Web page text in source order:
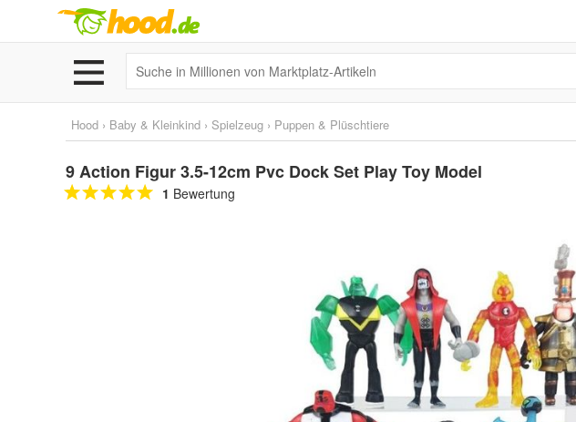
Hood › Baby & Kleinkind › Spielzeug › Puppen & Plüschtiere
9 Action Figur 3.5-12cm Pvc Dock Set Play Toy Model
1 Bewertung